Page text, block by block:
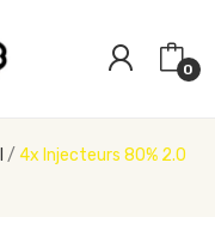
0
4x Injecteurs 80% 2.0